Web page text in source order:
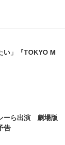
い」『TOKYO M
ーら出演 劇場版
告